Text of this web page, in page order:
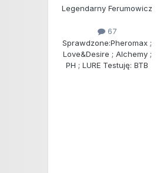
Legendarny Ferumowicz
67
Sprawdzone:Pheromax ;
Love&Desire ; Alchemy ;
PH ; LURE Testuję: BTB